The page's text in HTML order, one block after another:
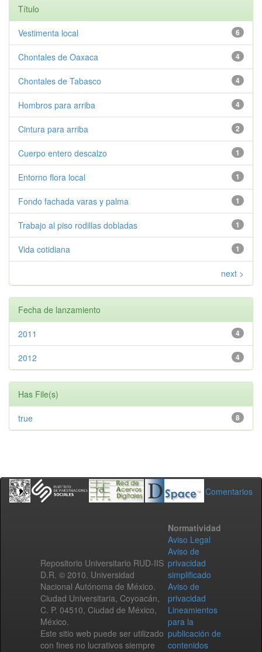
Título
6
Vestimenta local
4
Chontales de Oaxaca
4
Chontales de Tabasco
4
Hombros para arriba
2
Cintura para arriba
1
Cuerpo entero descalzo
1
Entorno flora local
1
Fondo fachada varas y palma
1
Trabajo al piso rodillas dobladas
1
Vida cotidiana
next >
Fecha de lanzamiento
4
2011
4
2012
Has File(s)
8
true
Comentarios
Repositorio Universitario RUD-IIS
D.R. © 2010. Universidad
Nacional Autónoma de México.
Ciudad Universitaria, Coyoacán,
C. P. 04510, Ciudad de México,
México.
Este sitio web puede ser utilizado
con fines no lucrativos siempre
Normatividad
Aviso Legal
Aviso de
privacidad
simplificado
Aviso de
privacidad
Lineamientos
para la
publicación de
contenidos